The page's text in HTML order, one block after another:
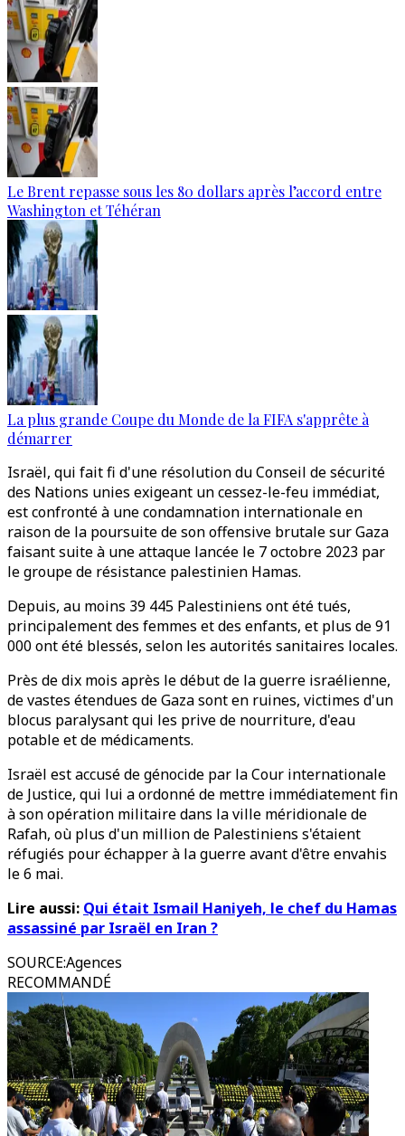
Le Brent repasse sous les 80 dollars après l’accord entre
Washington et Téhéran
La plus grande Coupe du Monde de la FIFA s'apprête à
démarrer
Israël, qui fait fi d'une résolution du Conseil de sécurité
des Nations unies exigeant un cessez-le-feu immédiat,
est confronté à une condamnation internationale en
raison de la poursuite de son offensive brutale sur Gaza
faisant suite à une attaque lancée le 7 octobre 2023 par
le groupe de résistance palestinien Hamas.
Depuis, au moins 39 445 Palestiniens ont été tués,
principalement des femmes et des enfants, et plus de 91
000 ont été blessés, selon les autorités sanitaires locales.
Près de dix mois après le début de la guerre israélienne,
de vastes étendues de Gaza sont en ruines, victimes d'un
blocus paralysant qui les prive de nourriture, d'eau
potable et de médicaments.
Israël est accusé de génocide par la Cour internationale
de Justice, qui lui a ordonné de mettre immédiatement fin
à son opération militaire dans la ville méridionale de
Rafah, où plus d'un million de Palestiniens s'étaient
réfugiés pour échapper à la guerre avant d'être envahis
le 6 mai.
Lire aussi: Qui était Ismail Haniyeh, le chef du Hamas
assassiné par Israël en Iran ?
SOURCE:Agences
RECOMMANDÉ